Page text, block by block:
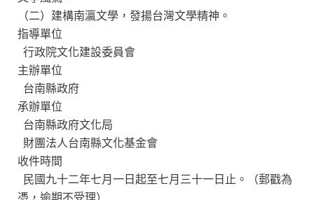
（二）建構南瀛文學，發揚台灣文學精神。
指導單位
行政院文化建設委員會
主辦單位
台南縣政府
承辦單位
台南縣政府文化局
財團法人台南縣文化基金會
收件時間
民國九十二年七月一日起至七月三十一日止。（郵戳為
憑，逾期不受理）